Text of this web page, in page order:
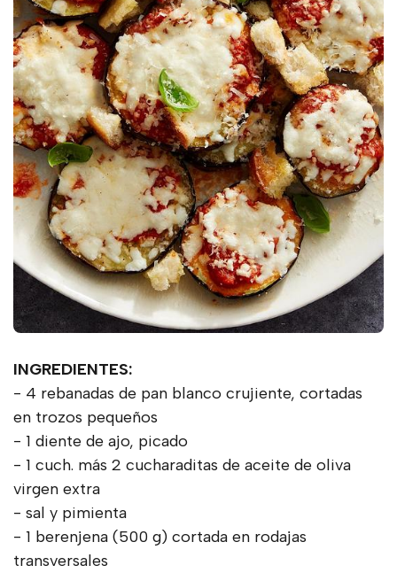
INGREDIENTES:
- 4 rebanadas de pan blanco crujiente, cortadas
en trozos pequeños
- 1 diente de ajo, picado
- 1 cuch. más 2 cucharaditas de aceite de oliva
virgen extra
- sal y pimienta
- 1 berenjena (500 g) cortada en rodajas
transversales